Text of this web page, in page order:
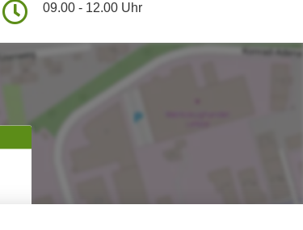
09.00 - 12.00 Uhr